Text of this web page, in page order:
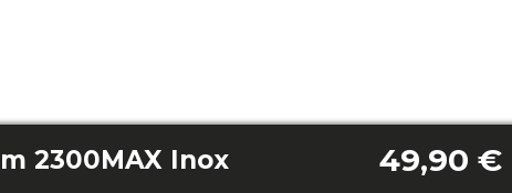
2300MAX Inox 49,90 €